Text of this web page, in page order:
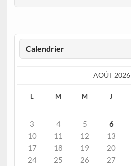
Calendrier
AOÛT 2026
L M M J
3
4 5 6
10
11 12 13
17
18 19 20
24
25 26 27